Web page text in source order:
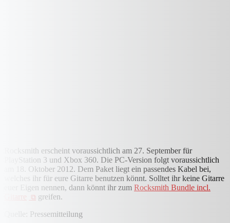
Rocksmith erscheint voraussichtlich am 27. September für
PlayStation 3 und Xbox 360. Die PC-Version folgt voraussichtlich
am 18. Oktober 2012. Dem Paket liegt ein passendes Kabel bei,
welches ihr für eure Gitarre benutzen könnt. Solltet ihr keine Gitarre
euer Eigen nennen, dann könnt ihr zum Rocksmith Bundle incl.
Gitarre
greifen.
Quelle: Pressemitteilung